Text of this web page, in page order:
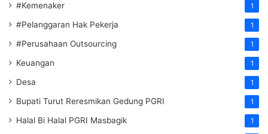
#Kemenaker 1
#Pelanggaran Hak Pekerja 1
#Perusahaan Outsourcing 1
Keuangan 1
Desa 1
Bupati Turut Reresmikan Gedung PGRI 1
Halal Bi Halal PGRI Masbagik 1